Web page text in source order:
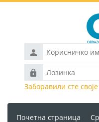
Корисничко
име
Лозинка
Заборавили сте
Почетна страница